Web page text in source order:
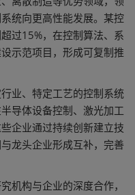
统向更高性能发展。某控
过15%，在控制算法、系
示范项目，形成可复制推
业、特定工艺的控制系统
导体设备控制、激光加工
企业通过持续创新建立技
龙头企业形成互补，完善
机构与企业的深度合作，